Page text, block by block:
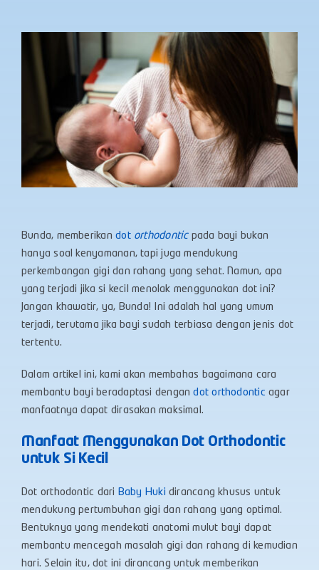
Bunda, memberikandot orthodonticpada bayi bukan
hanya soal kenyamanan, tapi juga mendukung
perkembangan gigi dan rahang yang sehat. Namun, apa
yang terjadi jika si kecil menolak menggunakan dot ini?
Jangan khawatir, ya, Bunda! Ini adalah hal yang umum
terjadi, terutama jika bayi sudah terbiasa dengan jenis dot
tertentu.
Dalam artikel ini, kami akan membahas bagaimana cara
membantu bayi beradaptasi dengandot orthodontic agar
manfaatnya dapat dirasakan maksimal.
Manfaat Menggunakan Dot Orthodontic
untuk Si Kecil
Dot orthodontic dari Baby Huki dirancang khusus untuk
mendukung pertumbuhan gigi dan rahang yang optimal.
Bentuknya yang mendekati anatomi mulut bayi dapat
membantu mencegah masalah gigi dan rahang di kemudian
hari. Selain itu, dot ini dirancang untuk memberikan